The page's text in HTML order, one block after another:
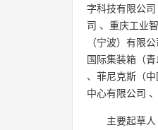
字科技有限公司
司 、 重庆工业
（宁波）有限公
国际集装箱（
、 菲尼克斯（
中心有限公司 、
主要起草人